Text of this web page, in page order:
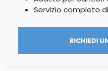
Servizio completo
RICHIEDI